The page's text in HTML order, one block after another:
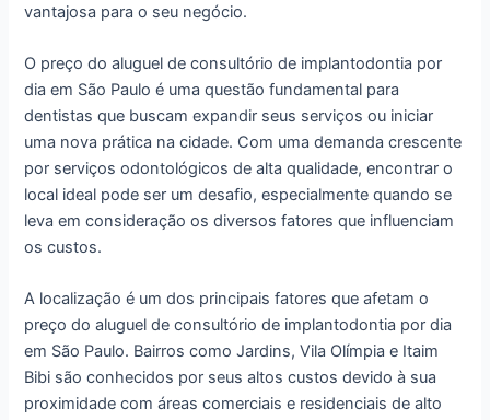
vantajosa para o seu negócio.
O preço do aluguel de consultório de implantodontia por
dia em São Paulo é uma questão fundamental para
dentistas que buscam expandir seus serviços ou iniciar
uma nova prática na cidade. Com uma demanda crescente
por serviços odontológicos de alta qualidade, encontrar o
local ideal pode ser um desafio, especialmente quando se
leva em consideração os diversos fatores que influenciam
os custos.
A localização é um dos principais fatores que afetam o
preço do aluguel de consultório de implantodontia por dia
em São Paulo. Bairros como Jardins, Vila Olímpia e Itaim
Bibi são conhecidos por seus altos custos devido à sua
proximidade com áreas comerciais e residenciais de alto